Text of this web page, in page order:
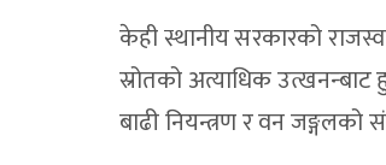
केही स्थानीय सरकारको
स्रोतको अत्याधिक उत्खनन्बाट
बाढी नियन्त्रण र वन जङ्गलको